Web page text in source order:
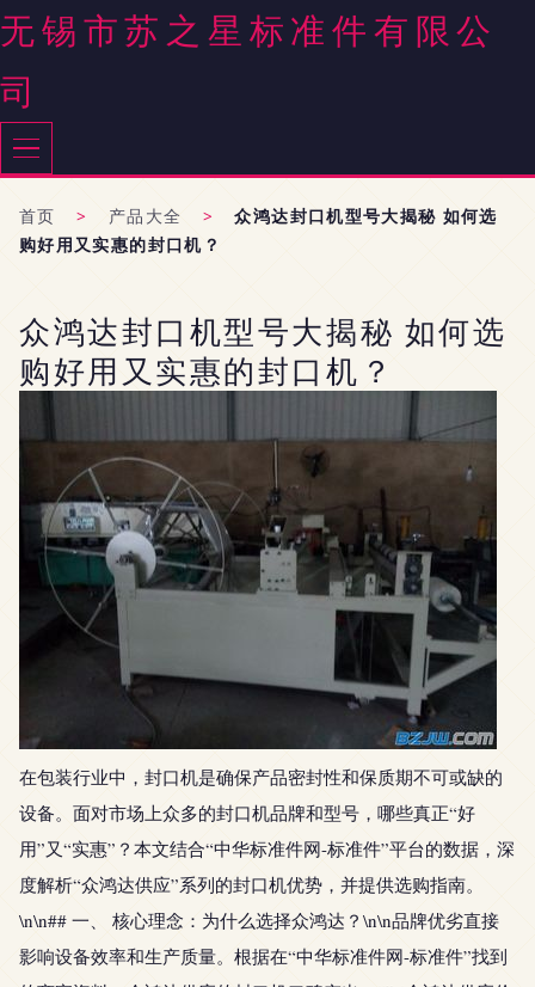
无锡市苏之星标准件有限公
司
首页 > 产品大全 >
众鸿达封口机型号大揭秘 如何选
购好用又实惠的封口机？
众鸿达封口机型号大揭秘 如何选
购好用又实惠的封口机？
在包装行业中，封口机是确保产品密封性和保质期不可或缺的
设备。面对市场上众多的封口机品牌和型号，哪些真正“好
用”又“实惠”？本文结合“中华标准件网-标准件”平台的数据，深
度解析“众鸿达供应”系列的封口机优势，并提供选购指南。
\n\n## 一、 核心理念：为什么选择众鸿达？\n\n品牌优劣直接
影响设备效率和生产质量。根据在“中华标准件网-标准件”找到